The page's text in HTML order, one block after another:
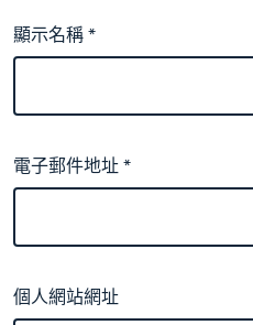
顯示名稱*
電子郵件地址*
個人網站網址